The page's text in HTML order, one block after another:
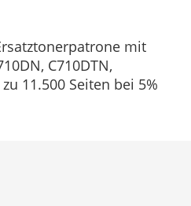
mit
C710DTN,
11.500 Seiten bei 5%